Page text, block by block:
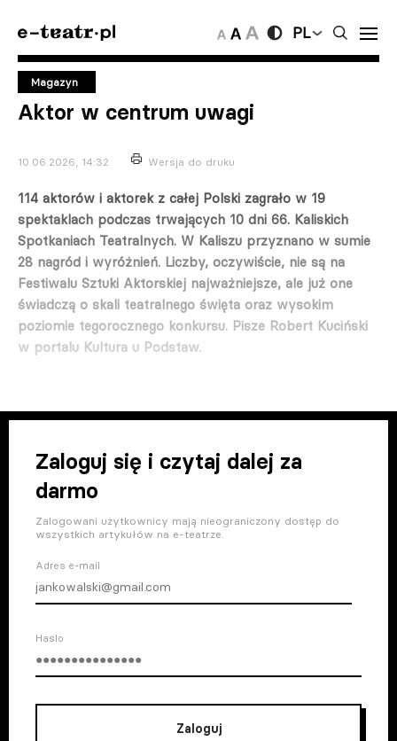
PL
Magazyn
Aktor w centrum uwagi
10.06.2026, 14:32 Wersja do druku
114 aktorów i aktorek z całej Polski zagrało w 19
spektaklach podczas trwających 10 dni 66. Kaliskich
Spotkaniach Teatralnych. W Kaliszu przyznano w sumie
28 nagród i wyróżnień. Liczby, oczywiście, nie są na
Festiwalu Sztuki Aktorskiej najważniejsze, ale już one
świadczą o skali teatralnego święta oraz wysokim
poziomie tegorocznego konkursu. Pisze Robert Kuciński
w portalu Kultura u Podstaw.
Zaloguj się i czytaj dalej za
darmo
Zalogowani użytkownicy mają nieograniczony dostęp do
wszystkich artykułów na e-teatrze.
Adres e-mail
Haslo
Zaloguj